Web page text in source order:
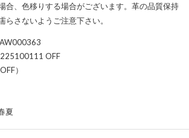
合、色移りする場合がございます。革の品質保持
らさないようご注意下さい。
225100111 OFF
）
夏